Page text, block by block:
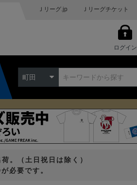
Ｊリーグ.jp Ｊリーグチケット
ログイン
町田
。（土日祝日は除く）
必要です。